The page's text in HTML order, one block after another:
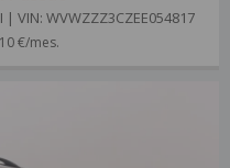
VIN: WVWZZZ3CZEE054817
€/mes.